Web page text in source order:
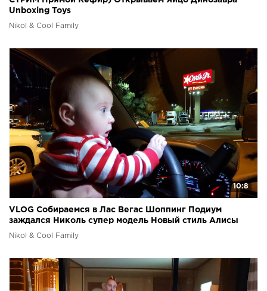
Unboxing Toys
Nikol & Cool Family
10:8
VLOG Собираемся в Лас Вегас Шоппинг Подиум
заждался Николь супер модель Новый стиль Алисы
Nikol & Cool Family